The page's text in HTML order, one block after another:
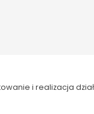
i realizacja